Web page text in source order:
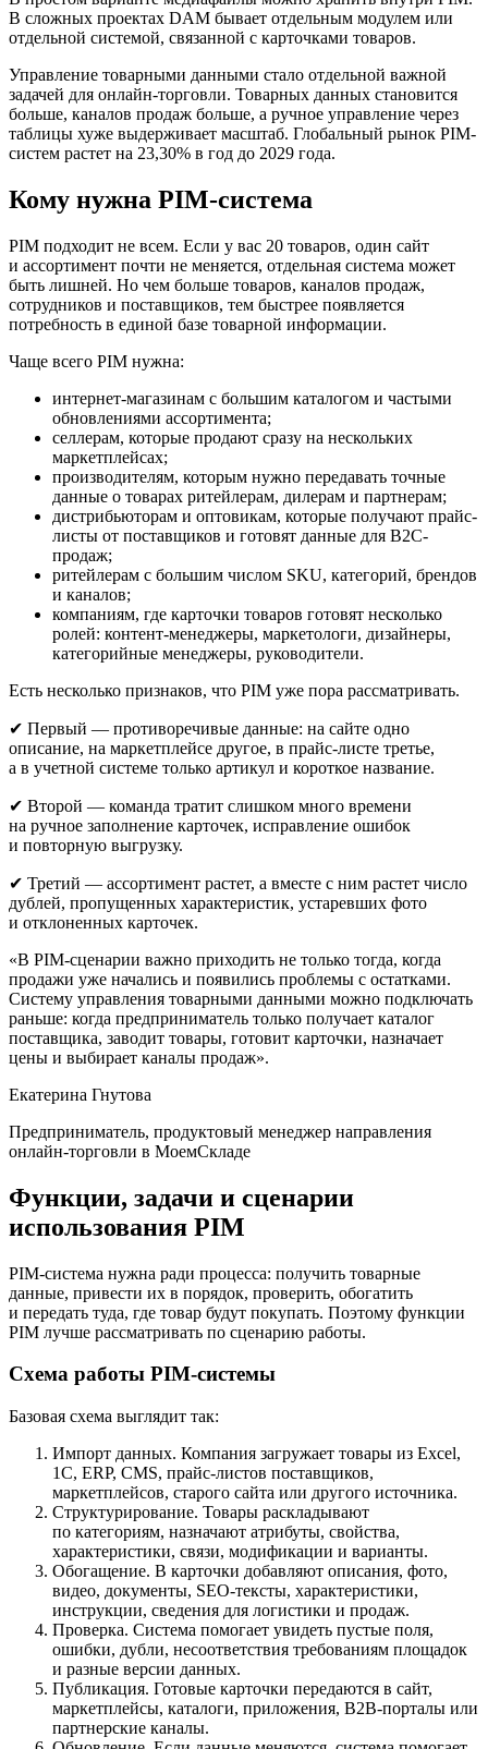
В сложных проектах DAM бывает отдельным модулем или
отдельной системой, связанной с карточками товаров.
Управление товарными данными стало отдельной важной
задачей для онлайн-торговли. Товарных данных становится
больше, каналов продаж больше, а ручное управление через
таблицы хуже выдерживает масштаб. Глобальный рынок PIM-
систем растет на 23,30% в год до 2029 года.
Кому нужна PIM-система
PIM подходит не всем. Если у вас 20 товаров, один сайт
и ассортимент почти не меняется, отдельная система может
быть лишней. Но чем больше товаров, каналов продаж,
сотрудников и поставщиков, тем быстрее появляется
потребность в единой базе товарной информации.
Чаще всего PIM нужна:
интернет-магазинам с большим каталогом и частыми
обновлениями ассортимента;
селлерам, которые продают сразу на нескольких
маркетплейсах;
производителям, которым нужно передавать точные
данные о товарах ритейлерам, дилерам и партнерам;
дистрибьюторам и оптовикам, которые получают прайс-
листы от поставщиков и готовят данные для B2C-
продаж;
ритейлерам с большим числом SKU, категорий, брендов
и каналов;
компаниям, где карточки товаров готовят несколько
ролей: контент-менеджеры, маркетологи, дизайнеры,
категорийные менеджеры, руководители.
Есть несколько признаков, что PIM уже пора рассматривать.
✔ Первый — противоречивые данные: на сайте одно
описание, на маркетплейсе другое, в прайс-листе третье,
а в учетной системе только артикул и короткое название.
✔ Второй — команда тратит слишком много времени
на ручное заполнение карточек, исправление ошибок
и повторную выгрузку.
✔ Третий — ассортимент растет, а вместе с ним растет число
дублей, пропущенных характеристик, устаревших фото
и отклоненных карточек.
«В PIM-сценарии важно приходить не только тогда, когда
продажи уже начались и появились проблемы с остатками.
Систему управления товарными данными можно подключать
раньше: когда предприниматель только получает каталог
поставщика, заводит товары, готовит карточки, назначает
цены и выбирает каналы продаж».
Екатерина Гнутова
Предприниматель, продуктовый менеджер направления
онлайн-торговли в МоемСкладе
Функции, задачи и сценарии
использования PIM
PIM-система нужна ради процесса: получить товарные
данные, привести их в порядок, проверить, обогатить
и передать туда, где товар будут покупать. Поэтому функции
PIM лучше рассматривать по сценарию работы.
Схема работы PIM-системы
Базовая схема выглядит так:
Импорт данных. Компания загружает товары из Excel,
1С, ERP, CMS, прайс-листов поставщиков,
маркетплейсов, старого сайта или другого источника.
Структурирование. Товары раскладывают
по категориям, назначают атрибуты, свойства,
характеристики, связи, модификации и варианты.
Обогащение. В карточки добавляют описания, фото,
видео, документы, SEO-тексты, характеристики,
инструкции, сведения для логистики и продаж.
Проверка. Система помогает увидеть пустые поля,
ошибки, дубли, несоответствия требованиям площадок
и разные версии данных.
Публикация. Готовые карточки передаются в сайт,
маркетплейсы, каталоги, приложения, B2B-порталы или
партнерские каналы.